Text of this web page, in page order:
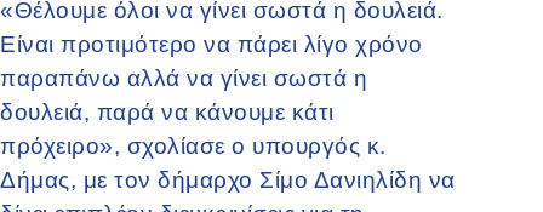
«Θέλουμε όλοι να γίνει σωστά η δουλειά.
Είναι προτιμότερο να πάρει λίγο χρόνο
παραπάνω αλλά να γίνει σωστά η
δουλειά, παρά να κάνουμε κάτι
πρόχειρο», σχολίασε ο υπουργός κ.
Δήμας, με τον δήμαρχο Σίμο Δανιηλίδη να